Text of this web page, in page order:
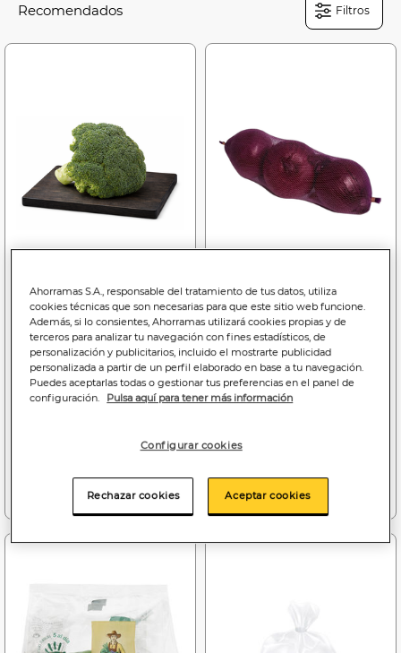
Filtros
,49€
2,98€/kilo
Brócoli 500g
Añadir a la cesta
1,69€
3,38€/kilo
Cebolla roja malla 500g
Añadir a la cesta
Ahorramas S.A., responsable del tratamiento de tus datos, utiliza
cookies técnicas que son necesarias para que este sitio web funcione.
Además, si lo consientes, Ahorramas utilizará cookies propias y de
terceros para analizar tu navegación con fines estadísticos, de
personalización y publicitarios, incluido el mostrarte publicidad
personalizada a partir de un perfil elaborado en base a tu navegación.
Puedes aceptarlas todas o gestionar tus preferencias en el panel de
configuración.
Pulsa aquí para tener más información
Configurar cookies
Rechazar cookies Aceptar cookies